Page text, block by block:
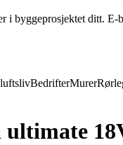
byggeprosjektet ditt.
BedrifterMurer